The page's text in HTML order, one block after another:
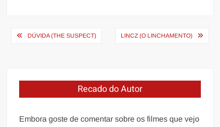
Navegação
DÚVIDA (THE SUSPECT) LINCZ (O LINCHAMENTO)
Recado do Autor
Embora goste de comentar sobre os filmes que vejo